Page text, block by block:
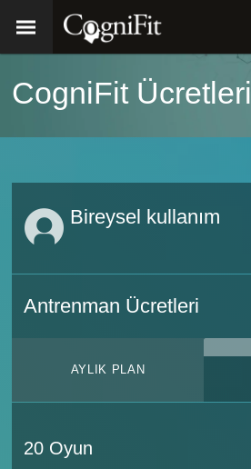
CogniFit Ücretleri
Bireysel kullanım
Antrenman Ücretleri
AYLIK PLAN
20 Oyun